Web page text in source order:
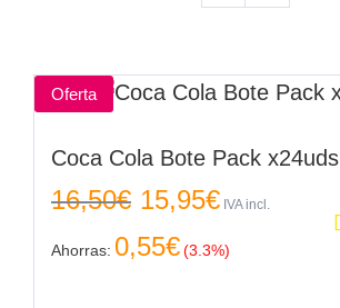
Oferta
Coca Cola Bote Pack x24uds
16,50€
precio
era:
15,95€precio
es:
15,95€.
IVA incl.
Ahorras: 0,55€(3.3%)